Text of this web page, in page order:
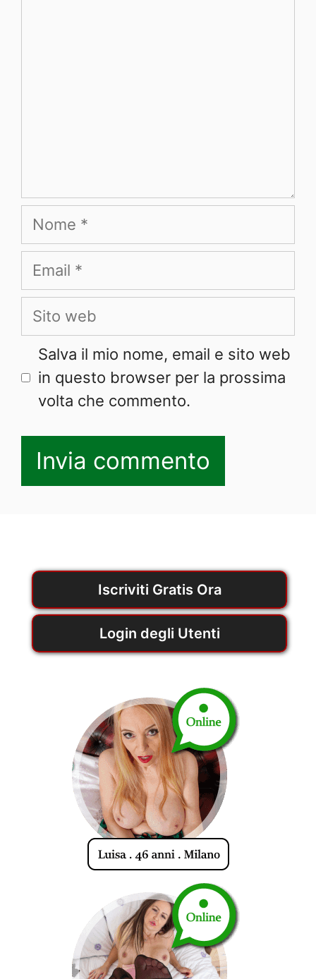
Nome
Email
Sito
web
Salva il mio nome, email e sito web
in questo browser per la prossima
volta che commento.
Iscriviti Gratis Ora
Login degli Utenti